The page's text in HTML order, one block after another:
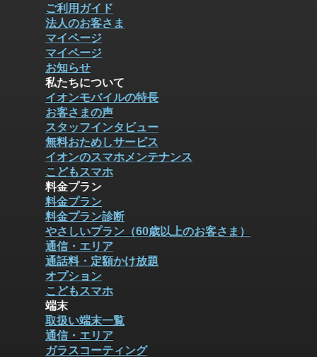
ご利用ガイド
法人のお客さま
マイページ
マイページ
お知らせ
私たちについて
イオンモバイルの特長
お客さまの声
スタッフインタビュー
無料おためしサービス
イオンのスマホメンテナンス
こどもスマホ
料金プラン
料金プラン
料金プラン診断
やさしいプラン（60歳以上のお客さま）
通信・エリア
通話料・定額かけ放題
オプション
こどもスマホ
端末
取扱い端末一覧
通信・エリア
ガラスコーティング